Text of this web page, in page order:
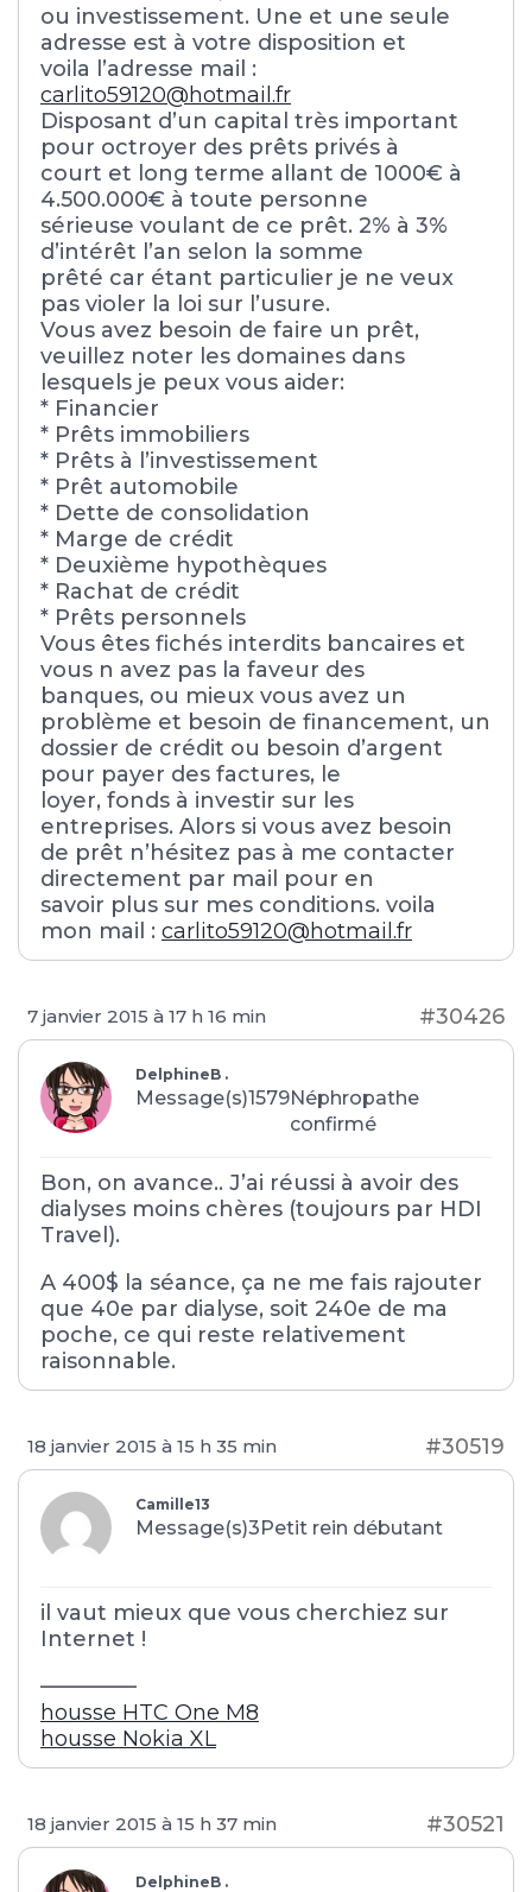
ou investissement. Une et une seule
adresse est à votre disposition et
voila l’adresse mail :
carlito59120@hotmail.fr
Disposant d’un capital très important
pour octroyer des prêts privés à
court et long terme allant de 1000€ à
4.500.000€ à toute personne
sérieuse voulant de ce prêt. 2% à 3%
d’intérêt l’an selon la somme
prêté car étant particulier je ne veux
pas violer la loi sur l’usure.
Vous avez besoin de faire un prêt,
veuillez noter les domaines dans
lesquels je peux vous aider:
* Financier
* Prêts immobiliers
* Prêts à l’investissement
* Prêt automobile
* Dette de consolidation
* Marge de crédit
* Deuxième hypothèques
* Rachat de crédit
* Prêts personnels
Vous êtes fichés interdits bancaires et
vous n avez pas la faveur des
banques, ou mieux vous avez un
problème et besoin de financement, un
dossier de crédit ou besoin d’argent
pour payer des factures, le
loyer, fonds à investir sur les
entreprises. Alors si vous avez besoin
de prêt n’hésitez pas à me contacter
directement par mail pour en
savoir plus sur mes conditions. voila
mon mail : carlito59120@hotmail.fr
7 janvier 2015 à 17 h 16 min #30426
DelphineB .
Message(s)1579Néphropathe
confirmé
Bon, on avance.. J’ai réussi à avoir des
dialyses moins chères (toujours par HDI
Travel).
A 400$ la séance, ça ne me fais rajouter
que 40e par dialyse, soit 240e de ma
poche, ce qui reste relativement
raisonnable.
18 janvier 2015 à 15 h 35 min #30519
Camille13
Message(s)3Petit rein débutant
il vaut mieux que vous cherchiez sur
Internet !
————–
housse HTC One M8
housse Nokia XL
18 janvier 2015 à 15 h 37 min #30521
DelphineB .